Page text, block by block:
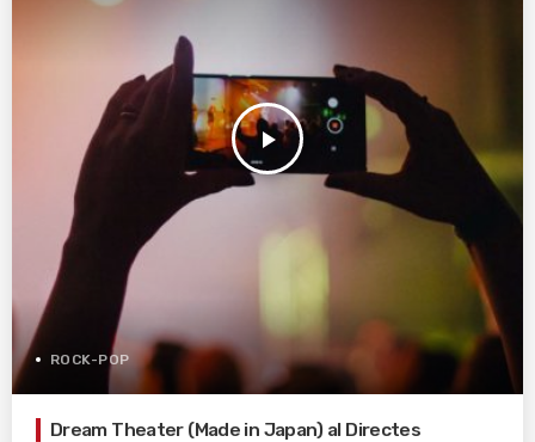
play_arrow
ROCK-POP
Dream Theater (Made in Japan) al Directes